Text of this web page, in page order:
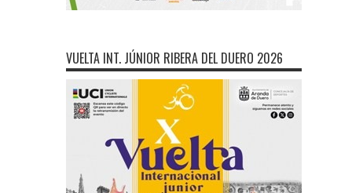
VUELTA INT. JÚNIOR RIBERA DEL DUERO 2026